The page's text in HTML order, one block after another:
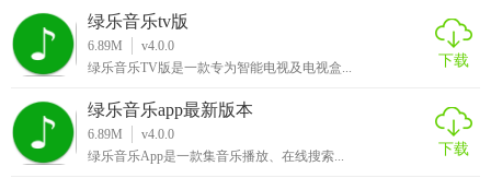
1. 创建资源库：根据个人需求创建多个资源库，分别管理不
同类型的资源。
2. 添加资源：通过拖拽、上传或导入等方式添加资源到资源
库。
绿乐音乐tv版
6.89M
v4.0.0
绿乐音乐TV版是一款专为智能电视及电视盒...
下载
绿乐音乐app最新版本
6.89M
v4.0.0
绿乐音乐App是一款集音乐播放、在线搜索...
下载